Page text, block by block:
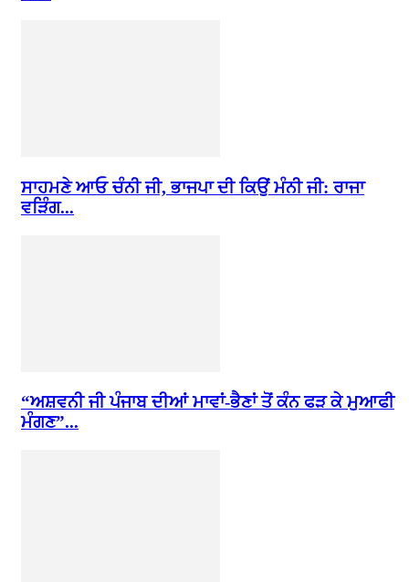
ਸਾਹਮਣੇ ਆਓ ਚੰਨੀ ਜੀ, ਭਾਜਪਾ ਦੀ ਕਿਉਂ ਮੰਨੀ ਜੀ: ਰਾਜਾ
ਵੜਿੰਗ...
“ਅਸ਼ਵਨੀ ਜੀ ਪੰਜਾਬ ਦੀਆਂ ਮਾਵਾਂ-ਭੈਣਾਂ ਤੋਂ ਕੰਨ ਫੜ ਕੇ ਮੁਆਫੀ
ਮੰਗਣ”...